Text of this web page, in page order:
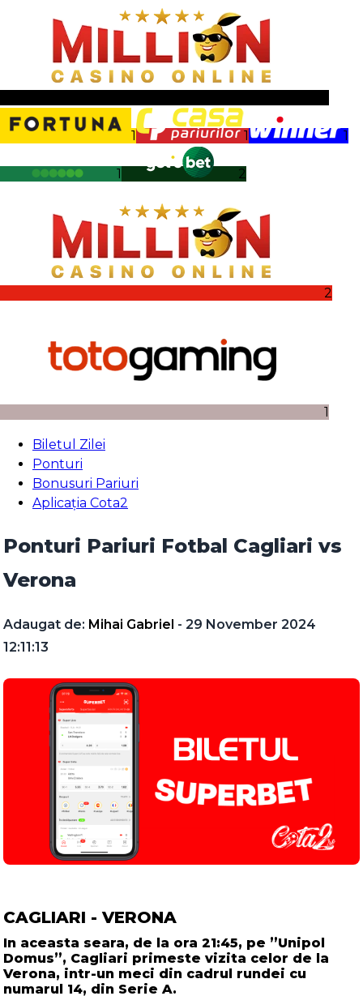
1 1 1
1 2
2
1
Biletul Zilei
Ponturi
Bonusuri Pariuri
Aplicația Cota2
Ponturi Pariuri Fotbal Cagliari vs
Verona
Adaugat de: Mihai Gabriel - 29 November 2024
12:11:13
CAGLIARI - VERONA
In aceasta seara, de la ora 21:45, pe ”Unipol
Domus”, Cagliari primeste vizita celor de la
Verona, intr-un meci din cadrul rundei cu
numarul 14, din Serie A.